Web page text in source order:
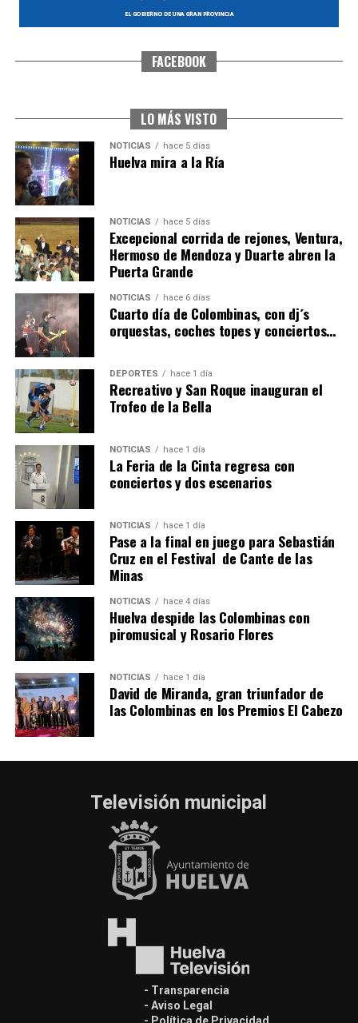
SEXTA CORRIDA DE LAS FIESTAS COLOMBINAS
6º DÍA DE LAS FIESTAS COLOMBINAS 2026
hace 5 días Huelvatv
QUINTA CORRIDA DE LAS FIESTAS COLOMBINAS
2026
hace 5 días· Huelvatv
FACEBOOK
LO MÁS VISTO
NOTICIAS hace 5 días
Huelva mira a la Ría
NOTICIAS hace 5 días
Excepcional corrida de rejones, Ventura,
Hermoso de Mendoza y Duarte abren la
Puerta Grande
NOTICIAS hace 6 días
Cuarto día de Colombinas, con dj´s
orquestas, coches topes y conciertos…
DEPORTES hace 1 día
Recreativo y San Roque inauguran el
Trofeo de la Bella
NOTICIAS hace 1 día
La Feria de la Cinta regresa con
conciertos y dos escenarios
NOTICIAS hace 1 día
Pase a la final en juego para Sebastián
Cruz en el Festival de Cante de las
Minas
NOTICIAS hace 4 días
Huelva despide las Colombinas con
piromusical y Rosario Flores
NOTICIAS hace 1 día
David de Miranda, gran triunfador de
las Colombinas en los Premios El Cabezo
Televisión municipal
- Transparencia
- Aviso Legal